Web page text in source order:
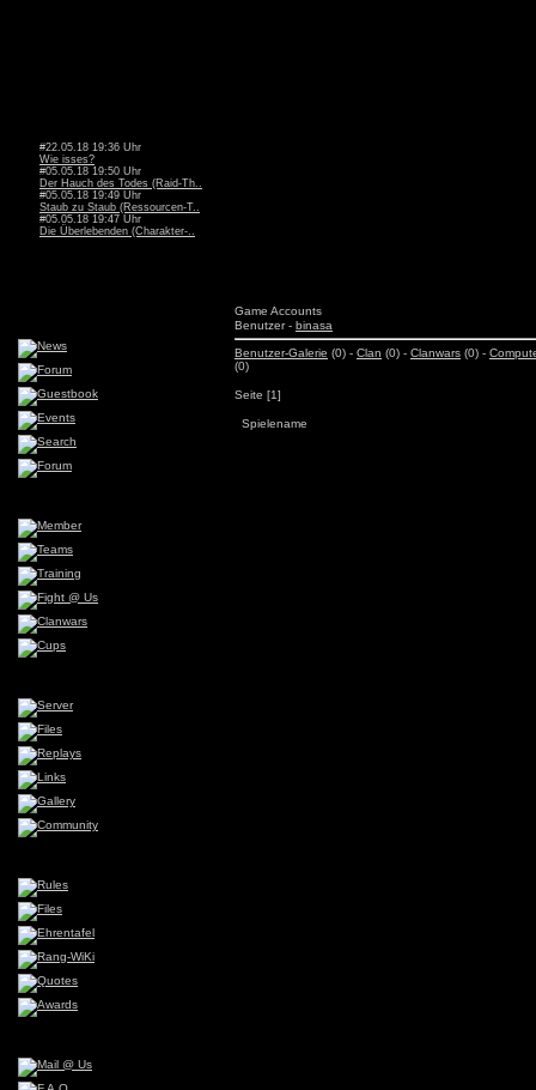
#22.05.18 19:36 Uhr
Wie isses?
#05.05.18 19:50 Uhr
Der Hauch des Todes (Raid-Th..
#05.05.18 19:49 Uhr
Staub zu Staub (Ressourcen-T..
#05.05.18 19:47 Uhr
Die Überlebenden (Charakter-..
Game Accounts
Benutzer - binasa
Benutzer-Galerie (0) - Clan (0) - Clanwars (0) -
(0)
Seite [1]
Spielename